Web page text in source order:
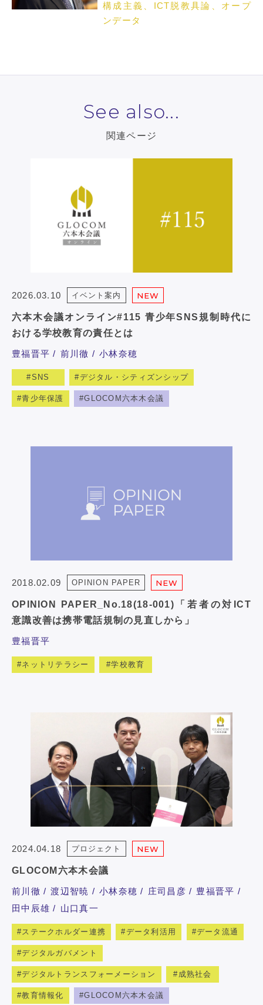
構成主義、ICT脱教具論、オープ
ンデータ
See also...
関連ページ
2026.03.10 イベント案内 NEW
六本木会議オンライン#115 ⻘少年SNS規制時代に
おける学校教育の責任とは
豊福晋平 前川徹 小林奈穂
SNS デジタル・シティズンシップ
青少年保護 GLOCOM六本木会議
2018.02.09 OPINION PAPER NEW
OPINION PAPER_No.18(18-001)「若者の対ICT
意識改善は携帯電話規制の見直しから」
豊福晋平
ネットリテラシー 学校教育
2024.04.18 プロジェクト NEW
GLOCOM六本木会議
前川徹 渡辺智暁 小林奈穂 庄司昌彦
豊福晋平
田中辰雄
山口真一
ステークホルダー連携 データ利活用 データ流通
デジタルガバメント
デジタルトランスフォーメーション 成熟社会
教育情報化 GLOCOM六本木会議